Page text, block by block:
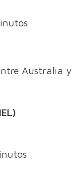
Australia y